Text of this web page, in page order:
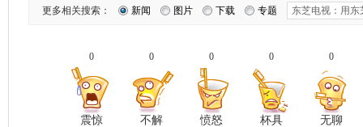
更多相关搜索： 新闻 图片 下载 专题
0
震惊
0
不解
0
愤怒
0
杯具
0
无聊